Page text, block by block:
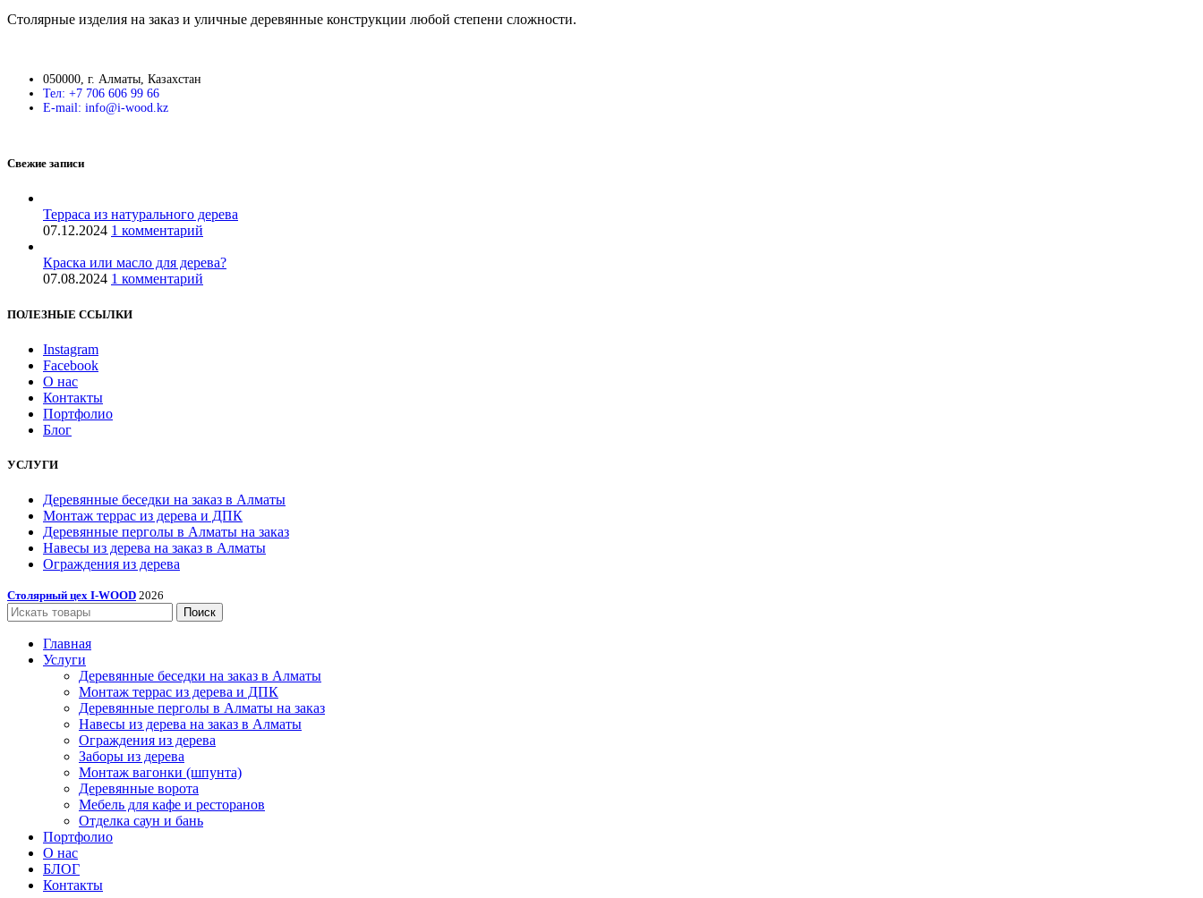
Столярные изделия на заказ и уличные деревянные конструкции любой степени сложности.
050000, г. Алматы, Казахстан
Тел: +7 706 606 99 66
E-mail: info@i-wood.kz
Свежие записи
Терраса из натурального дерева
07.12.2024 1 комментарий
Краска или масло для дерева?
07.08.2024 1 комментарий
ПОЛЕЗНЫЕ ССЫЛКИ
Instagram
Facebook
О нас
Контакты
Портфолио
Блог
УСЛУГИ
Деревянные беседки на заказ в Алматы
Монтаж террас из дерева и ДПК
Деревянные перголы в Алматы на заказ
Навесы из дерева на заказ в Алматы
Ограждения из дерева
Столярный цех I-WOOD 2026
Поиск
Главная
Услуги
Деревянные беседки на заказ в Алматы
Монтаж террас из дерева и ДПК
Деревянные перголы в Алматы на заказ
Навесы из дерева на заказ в Алматы
Ограждения из дерева
Заборы из дерева
Монтаж вагонки (шпунта)
Деревянные ворота
Мебель для кафе и ресторанов
Отделка саун и бань
Портфолио
О нас
БЛОГ
Контакты